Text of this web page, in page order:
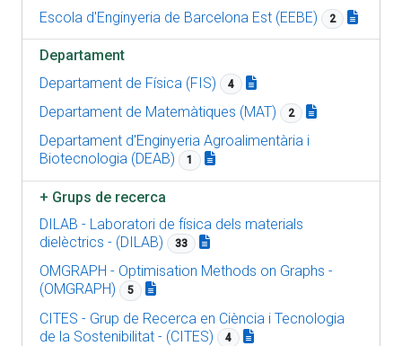
Escola d'Enginyeria de Barcelona Est (EEBE) 2
Departament
Departament de Física (FIS)
4
Departament de Matemàtiques (MAT) 2
Departament d'Enginyeria Agroalimentària i
Biotecnologia (DEAB)
1
+ Grups de recerca
DILAB - Laboratori de física dels materials
dielèctrics - (DILAB)
33
OMGRAPH - Optimisation Methods on Graphs -
(OMGRAPH)
5
CITES - Grup de Recerca en Ciència i Tecnologia
de la Sostenibilitat - (CITES)
4